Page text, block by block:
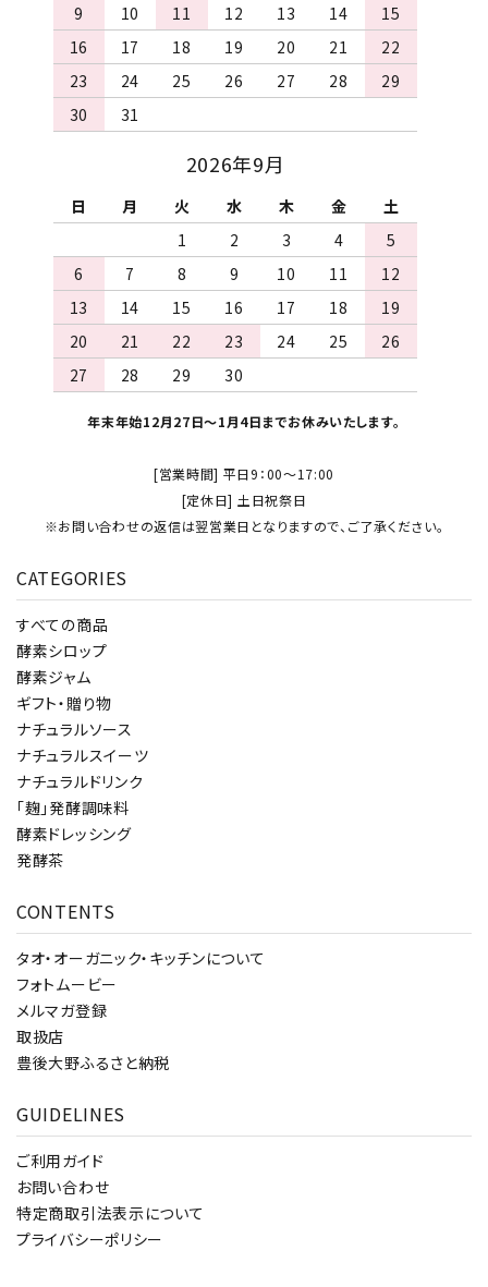
9
10 11 12 13 14
15
16
17 18 19 20 21
22
23
24 25 26 27 28
29
30
31
2026年9月
日 月 火 水 木 金
土
1
2 3 4
5
6
7 8 9 10 11
12
13
14 15 16 17 18
19
20
21 22 23 24 25
26
27
28 29 30
年末年始12月27日～1月4日までお休みいたします。
[営業時間] 平日9：00～17:00
[定休日] 土日祝祭日
※お問い合わせの返信は翌営業日となりますので、ご了承ください。
CATEGORIES
すべての商品
酵素シロップ
酵素ジャム
ギフト・贈り物
ナチュラルソース
ナチュラルスイーツ
ナチュラルドリンク
「麹」発酵調味料
酵素ドレッシング
発酵茶
CONTENTS
タオ・オーガニック・キッチンについて
フォトムービー
メルマガ登録
取扱店
豊後大野ふるさと納税
GUIDELINES
ご利用ガイド
お問い合わせ
特定商取引法表示について
プライバシーポリシー